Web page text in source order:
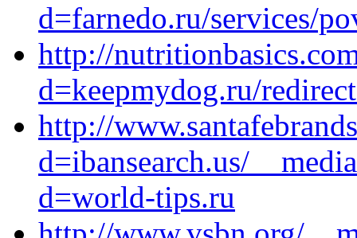
d=farnedo.ru/services/
http://
d=keepmydog.ru/
http://
d=ibansearch.us/
d=world-tips.ru